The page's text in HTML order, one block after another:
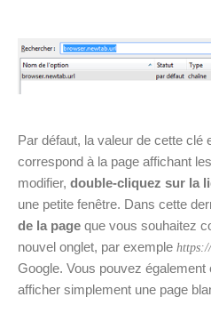
Par défaut, la valeur de cette clé
correspond à la page affichant
modifier, double-cliquez sur la
une petite fenêtre. Dans cette
de la page que vous souhaitez
nouvel onglet, par exemple
Google. Vous pouvez également
afficher simplement une page